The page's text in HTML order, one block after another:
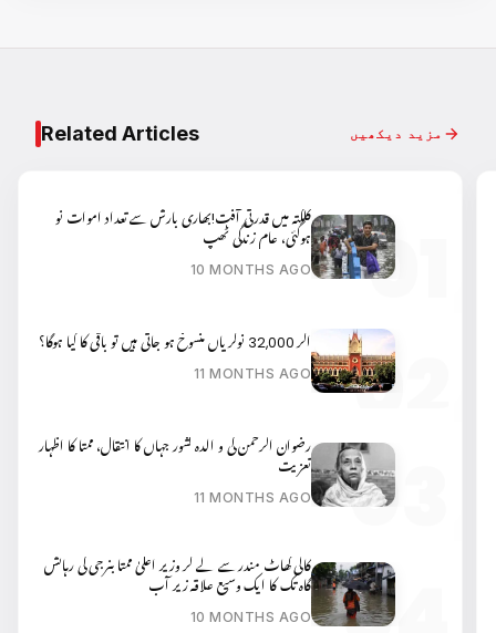
Related Articles مزید دیکھیں
کلکتہ میں قدرتی آفت!بھاری بارش سے تعداد اموات نو
ہوگئی، عام زندگی ٹھپ
10 MONTHS AGO
اگر 32,000 نوکریاں منسوخ ہو جاتی ہیں تو باقی کا کیا ہوگا؟
11 MONTHS AGO
رضوان الرحمن کی و الدہ کشور جہاں کا انتقال، ممتا کا اظہار
تعزیت
11 MONTHS AGO
کالی گھاٹ مندر سے لے کر وزیر اعلیٰ ممتا بنرجی کی رہائش
گاہ تک کا ایک وسیع علاقہ زیر آب
10 MONTHS AGO